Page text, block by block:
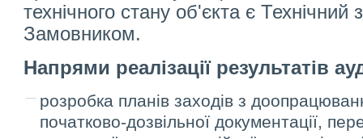
технічного стану об'єкта є Технічний
Замовником.
Напрями реалізаціїрезультатів
розробка планів заходів з
початково-дозвільної документації,